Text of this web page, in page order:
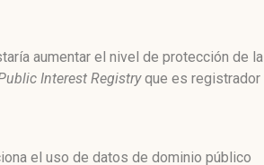
aumentar el nivel de protección de la
Interest Registryque es registrador
el uso de datos de dominio público